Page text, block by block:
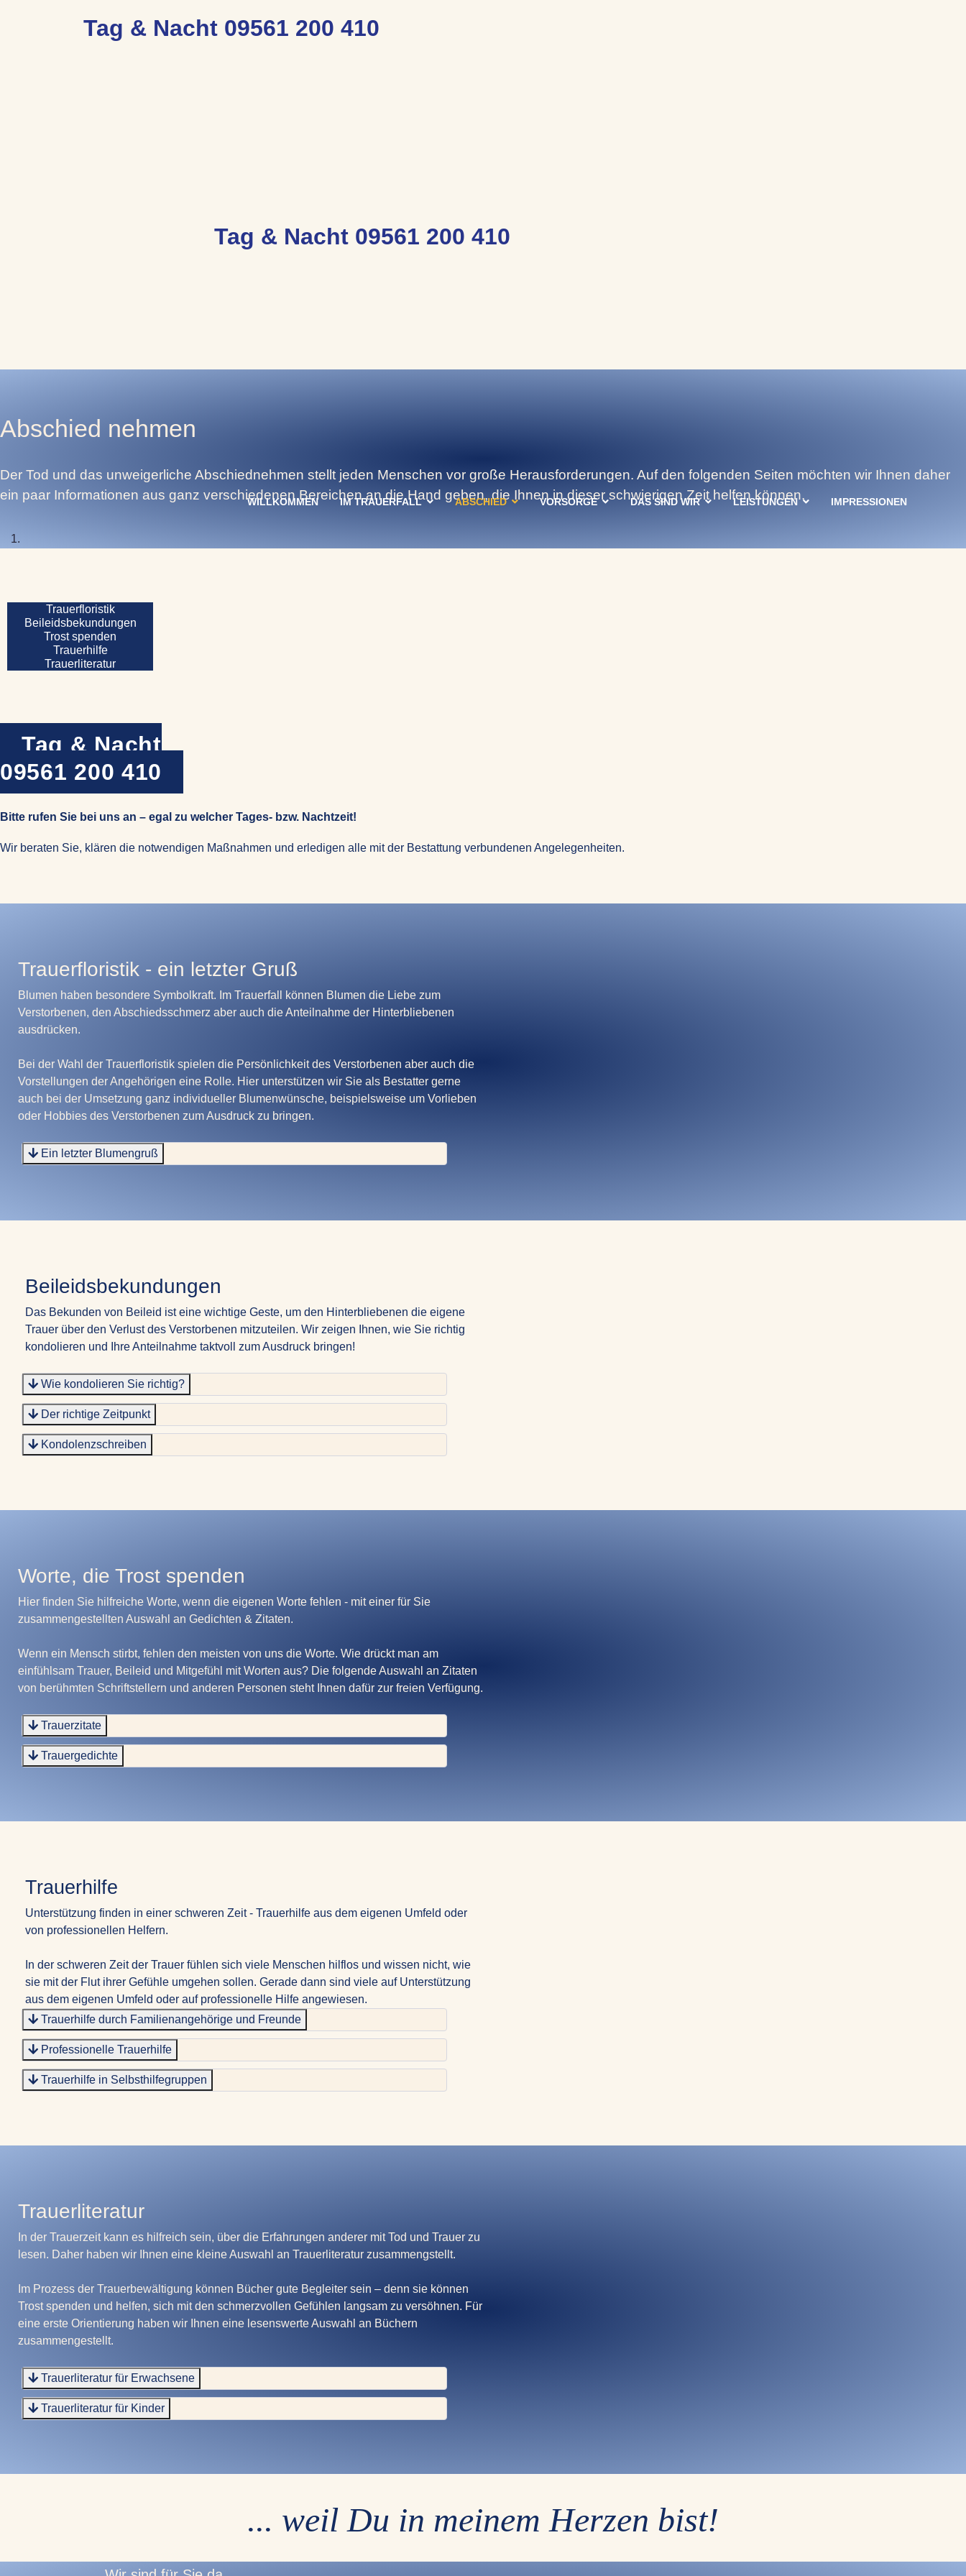
Tag & Nacht 09561 200 410
Tag & Nacht 09561 200 410
WILLKOMMEN IM TRAUERFALL ABSCHIED VORSORGE DAS SIND WIR LEISTUNGEN IMPRESSIONEN
Abschied nehmen
Der Tod und das unweigerliche Abschiednehmen stellt jeden Menschen vor große Herausforderungen. Auf den folgenden Seiten möchten wir Ihnen daher
ein paar Informationen aus ganz verschiedenen Bereichen an die Hand geben, die Ihnen in dieser schwierigen Zeit helfen können.
Trauerfloristik
Beileidsbekundungen
Trost spenden
Trauerhilfe
Trauerliteratur
Tag & Nacht
09561 200 410
Bitte rufen Sie bei uns an – egal zu welcher Tages- bzw. Nachtzeit!
Wir beraten Sie, klären die notwendigen Maßnahmen und erledigen alle mit der Bestattung verbundenen Angelegenheiten.
Trauerfloristik - ein letzter Gruß
Blumen haben besondere Symbolkraft. Im Trauerfall können Blumen die Liebe zum
Verstorbenen, den Abschiedsschmerz aber auch die Anteilnahme der Hinterbliebenen
ausdrücken.
Bei der Wahl der Trauerfloristik spielen die Persönlichkeit des Verstorbenen aber auch die
Vorstellungen der Angehörigen eine Rolle. Hier unterstützen wir Sie als Bestatter gerne
auch bei der Umsetzung ganz individueller Blumenwünsche, beispielsweise um Vorlieben
oder Hobbies des Verstorbenen zum Ausdruck zu bringen.
Ein letzter Blumengruß
Beileidsbekundungen
Das Bekunden von Beileid ist eine wichtige Geste, um den Hinterbliebenen die eigene
Trauer über den Verlust des Verstorbenen mitzuteilen. Wir zeigen Ihnen, wie Sie richtig
kondolieren und Ihre Anteilnahme taktvoll zum Ausdruck bringen!
Wie kondolieren Sie richtig?
Der richtige Zeitpunkt
Kondolenzschreiben
Worte, die Trost spenden
Hier finden Sie hilfreiche Worte, wenn die eigenen Worte fehlen - mit einer für Sie
zusammengestellten Auswahl an Gedichten & Zitaten.
Wenn ein Mensch stirbt, fehlen den meisten von uns die Worte. Wie drückt man am
einfühlsam Trauer, Beileid und Mitgefühl mit Worten aus? Die folgende Auswahl an Zitaten
von berühmten Schriftstellern und anderen Personen steht Ihnen dafür zur freien Verfügung.
Trauerzitate
Trauergedichte
Trauerhilfe
Unterstützung finden in einer schweren Zeit - Trauerhilfe aus dem eigenen Umfeld oder
von professionellen Helfern.
In der schweren Zeit der Trauer fühlen sich viele Menschen hilflos und wissen nicht, wie
sie mit der Flut ihrer Gefühle umgehen sollen. Gerade dann sind viele auf Unterstützung
aus dem eigenen Umfeld oder auf professionelle Hilfe angewiesen.
Trauerhilfe durch Familienangehörige und Freunde
Professionelle Trauerhilfe
Trauerhilfe in Selbsthilfegruppen
Trauerliteratur
In der Trauerzeit kann es hilfreich sein, über die Erfahrungen anderer mit Tod und Trauer zu
lesen. Daher haben wir Ihnen eine kleine Auswahl an Trauerliteratur zusammengstellt.
Im Prozess der Trauerbewältigung können Bücher gute Begleiter sein – denn sie können
Trost spenden und helfen, sich mit den schmerzvollen Gefühlen langsam zu versöhnen. Für
eine erste Orientierung haben wir Ihnen eine lesenswerte Auswahl an Büchern
zusammengestellt.
Trauerliteratur für Erwachsene
Trauerliteratur für Kinder
... weil Du in meinem Herzen bist!